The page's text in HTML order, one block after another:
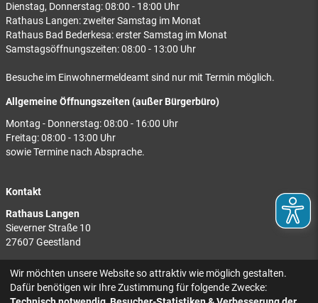
Dienstag, Donnerstag: 08:00 - 18:00 Uhr
Rathaus Langen: zweiter Samstag im Monat
Rathaus Bad Bederkesa: erster Samstag im Monat
Samstagsöffnungszeiten: 08:00 - 13:00 Uhr
Besuche im Einwohnermeldeamt sind nur mit Termin möglich.
Allgemeine Öffnungszeiten (außer Bürgerbüro)
Montag - Donnerstag: 08:00 - 16:00 Uhr
Freitag: 08:00 - 13:00 Uhr
sowie Termine nach Absprache.
Kontakt
Rathaus Langen
Sieverner Straße 10
27607 Geestland
Rathaus Bad Bederkesa
Am Markt 8
27624 Geestland
Wir möchten unsere Website so attraktiv wie möglich gestalten.
Dafür benötigen wir Ihre Zustimmung für folgende Zwecke: